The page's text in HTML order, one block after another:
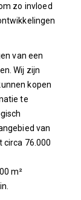
zo invloed
van een
Wij zijn
kopen
te
van
circa 76.000
m²